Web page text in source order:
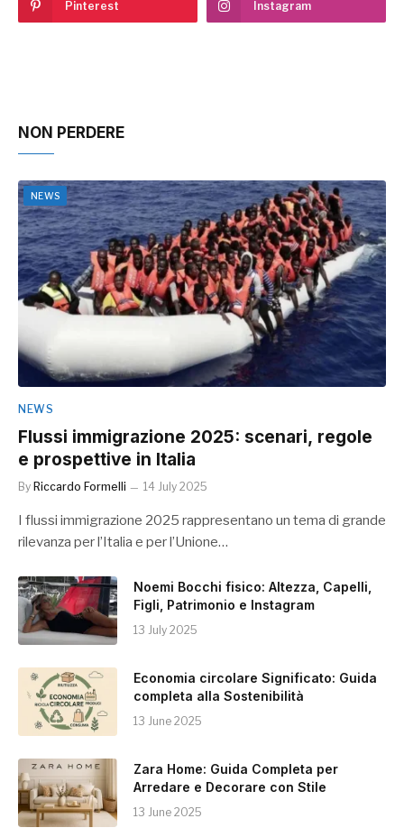
Pinterest Instagram
NON PERDERE
NEWS
NEWS
Flussi immigrazione 2025: scenari, regole
e prospettive in Italia
By Riccardo Formelli 14 July 2025
I flussi immigrazione 2025 rappresentano un tema di grande
rilevanza per l’Italia e per l’Unione…
Noemi Bocchi fisico: Altezza, Capelli,
Figli, Patrimonio e Instagram
13 July 2025
Economia circolare Significato: Guida
completa alla Sostenibilità
13 June 2025
Zara Home: Guida Completa per
Arredare e Decorare con Stile
13 June 2025